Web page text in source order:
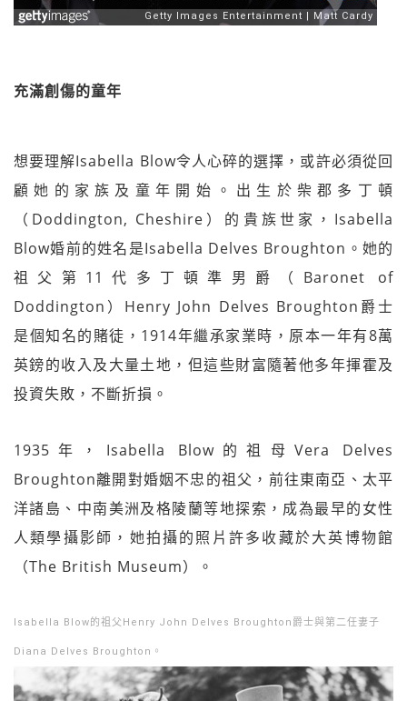
充滿創傷的童年
想要理解Isabella Blow令人心碎的選擇，或許必須從回
顧她的家族及童年開始。出生於柴郡多丁頓
（Doddington, Cheshire）的貴族世家，Isabella
Blow婚前的姓名是Isabella Delves Broughton。她的
祖父第11代多丁頓準男爵（Baronet of
Doddington）Henry John Delves Broughton爵士
是個知名的賭徒，1914年繼承家業時，原本一年有8萬
英鎊的收入及大量土地，但這些財富隨著他多年揮霍及
投資失敗，不斷折損。
1935年，Isabella Blow的祖母Vera Delves
Broughton離開對婚姻不忠的祖父，前往東南亞、太平
洋諸島、中南美洲及格陵蘭等地探索，成為最早的女性
人類學攝影師，她拍攝的照片許多收藏於大英博物館
（The British Museum）。
Isabella Blow的祖父Henry John Delves Broughton爵士與第二任妻子
Diana Delves Broughton。